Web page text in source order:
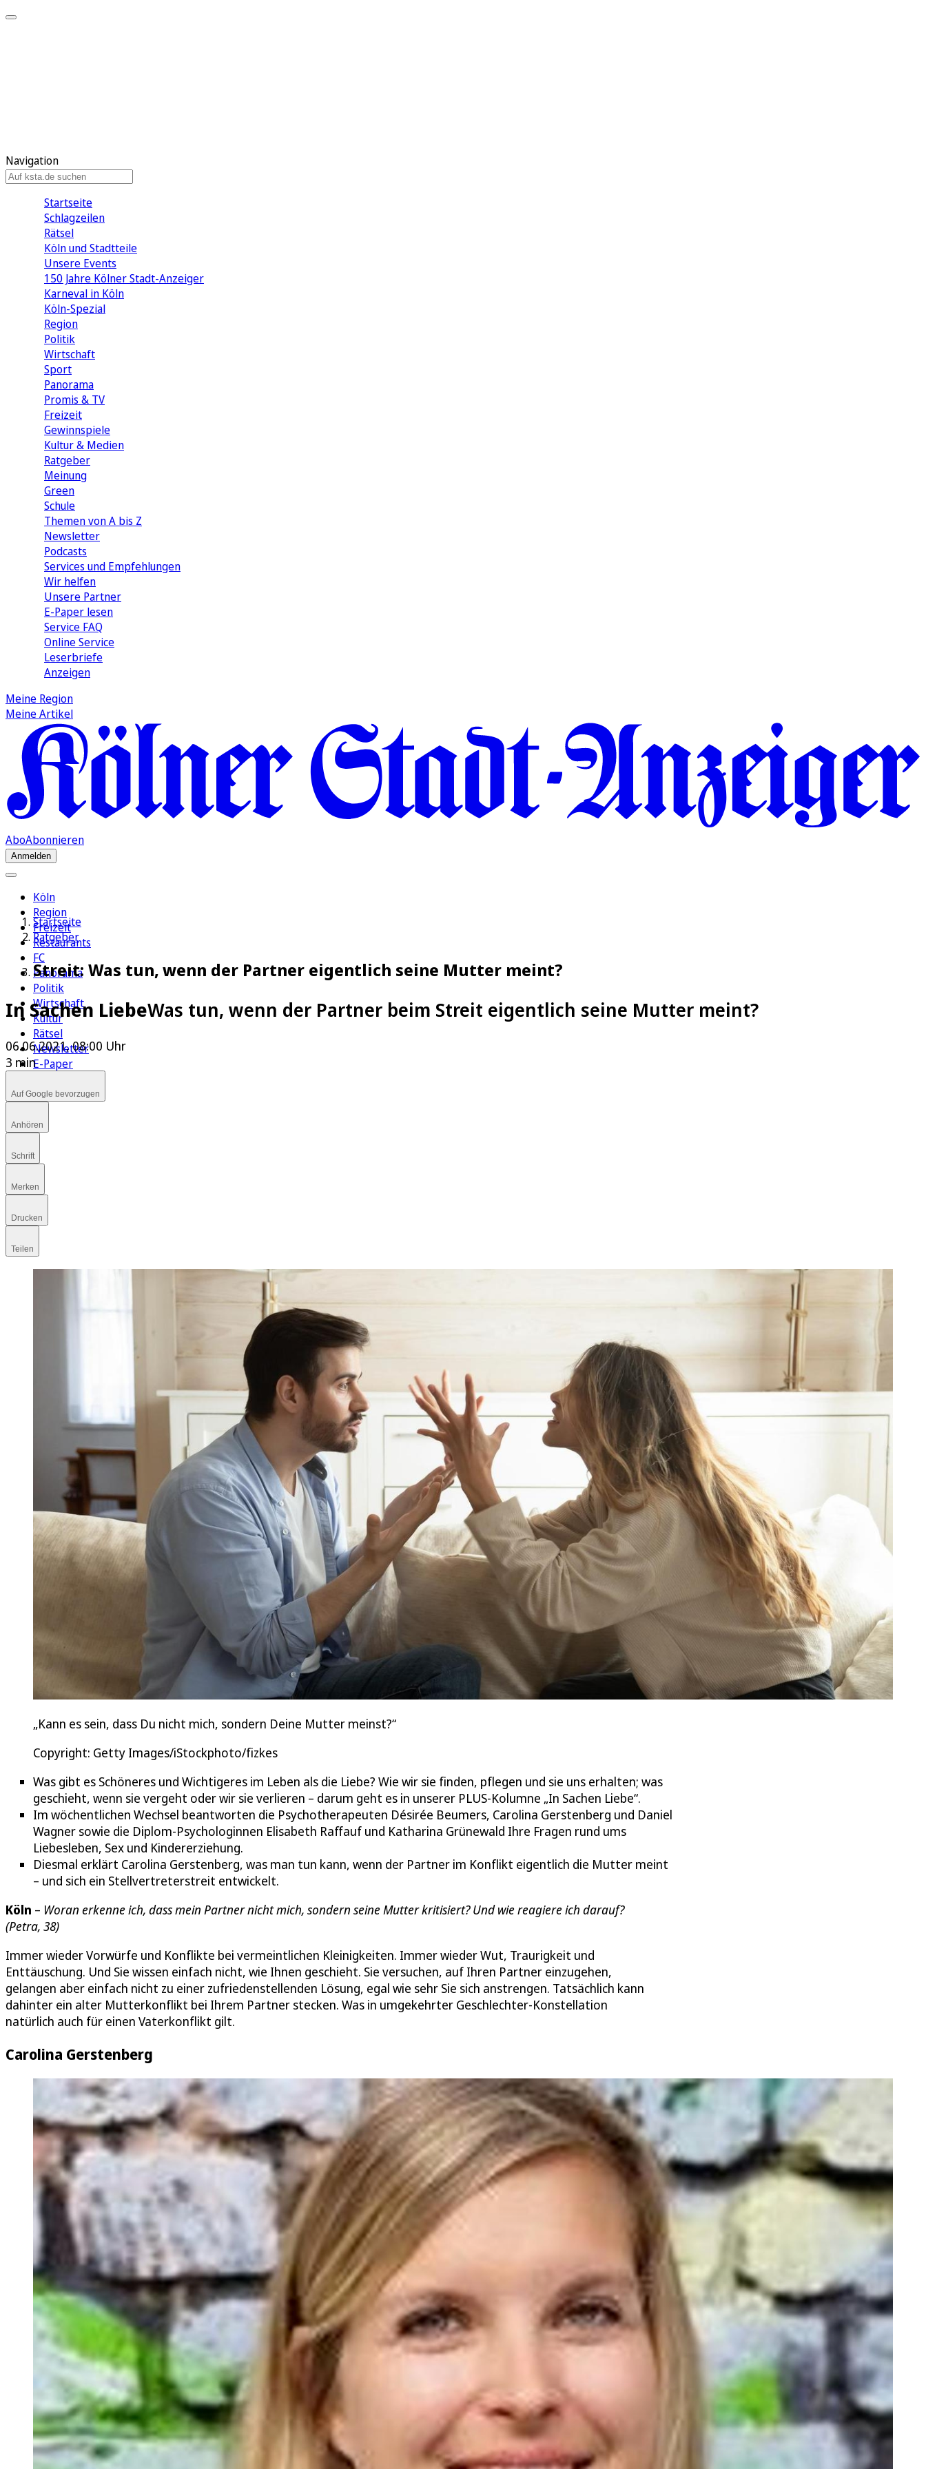
Navigation
Startseite
Schlagzeilen
Rätsel
Köln und Stadtteile
Unsere Events
150 Jahre Kölner Stadt-Anzeiger
Karneval in Köln
Köln-Spezial
Region
Politik
Wirtschaft
Sport
Panorama
Promis & TV
Freizeit
Gewinnspiele
Kultur & Medien
Ratgeber
Meinung
Green
Schule
Themen von A bis Z
Newsletter
Podcasts
Services und Empfehlungen
Wir helfen
Unsere Partner
E-Paper lesen
Service FAQ
Online Service
Leserbriefe
Anzeigen
Meine Region
Meine Artikel
AboAbonnieren
Anmelden
Köln
Region
Freizeit
Restaurants
FC
Panorama
Politik
Wirtschaft
Kultur
Rätsel
Newsletter
E-Paper
Startseite
Ratgeber
Streit: Was tun, wenn der Partner eigentlich seine Mutter meint?
In Sachen LiebeWas tun, wenn der Partner beim Streit eigentlich seine Mutter meint?
06.06.2021, 08:00 Uhr
3 min
Auf Google bevorzugen
Anhören
Schrift
Merken
Drucken
Teilen
„Kann es sein, dass Du nicht mich, sondern Deine Mutter meinst?“
Copyright: Getty Images/iStockphoto/fizkes
Was gibt es Schöneres und Wichtigeres im Leben als die Liebe? Wie wir sie finden, pflegen und sie uns erhalten; was
geschieht, wenn sie vergeht oder wir sie verlieren – darum geht es in unserer PLUS-Kolumne „In Sachen Liebe“.
Im wöchentlichen Wechsel beantworten die Psychotherapeuten Désirée Beumers, Carolina Gerstenberg und Daniel
Wagner sowie die Diplom-Psychologinnen Elisabeth Raffauf und Katharina Grünewald Ihre Fragen rund ums
Liebesleben, Sex und Kindererziehung.
Diesmal erklärt Carolina Gerstenberg, was man tun kann, wenn der Partner im Konflikt eigentlich die Mutter meint
– und sich ein Stellvertreterstreit entwickelt.
Köln – Woran erkenne ich, dass mein Partner nicht mich, sondern seine Mutter kritisiert? Und wie reagiere ich darauf?
(Petra, 38)
Immer wieder Vorwürfe und Konflikte bei vermeintlichen Kleinigkeiten. Immer wieder Wut, Traurigkeit und
Enttäuschung. Und Sie wissen einfach nicht, wie Ihnen geschieht. Sie versuchen, auf Ihren Partner einzugehen,
gelangen aber einfach nicht zu einer zufriedenstellenden Lösung, egal wie sehr Sie sich anstrengen. Tatsächlich kann
dahinter ein alter Mutterkonflikt bei Ihrem Partner stecken. Was in umgekehrter Geschlechter-Konstellation
natürlich auch für einen Vaterkonflikt gilt.
Carolina Gerstenberg